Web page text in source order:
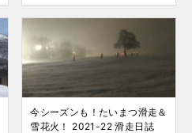
今シーズンも！たいまつ滑走＆
雪花火！ 2021-22 滑走日誌